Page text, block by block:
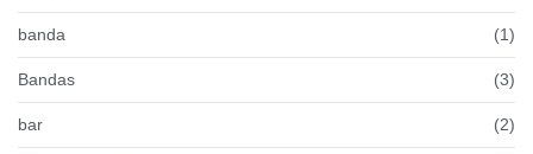
banda (1)
Bandas (3)
bar (2)